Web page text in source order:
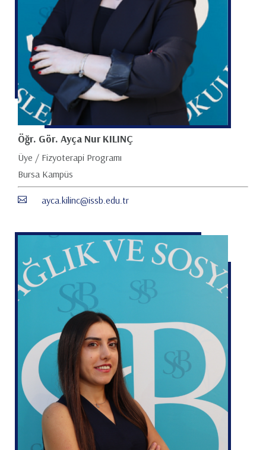
Öğr. Gör. Ayça Nur KILINÇ
Üye / Fizyoterapi Programı
Bursa Kampüs
ayca.kilinc@issb.edu.tr